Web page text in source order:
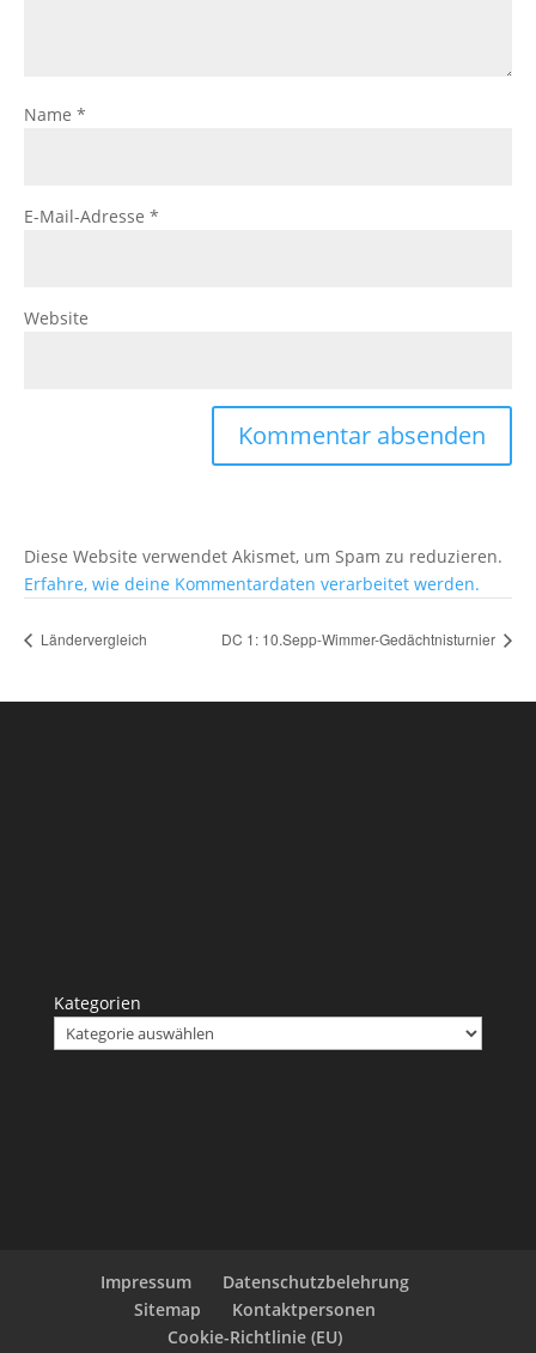
Name *
E-Mail-Adresse *
Website
Diese Website verwendet Akismet, um Spam zu reduzieren.
Erfahre, wie deine Kommentardaten verarbeitet werden.
Ländervergleich DC 1: 10.Sepp-Wimmer-Gedächtnisturnier
Kategorien
Impressum
Datenschutzbelehrung
Sitemap
Kontaktpersonen
Cookie-Richtlinie (EU)